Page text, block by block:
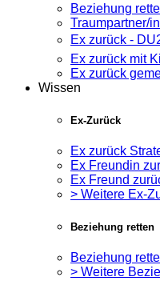
Beziehung
Traumpartner/
Ex zurück -
Ex zurück mit
Ex zurück
Wissen
Ex-Zurück
Ex zurück
Ex Freundin
Ex Freund
> Weitere Ex-
Beziehung retten
Beziehung
> Weitere